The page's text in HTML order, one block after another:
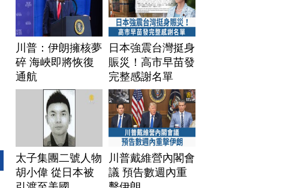
川普：伊朗擁核夢
碎 海峽即將恢復
通航
日本強震台灣挺身
賑災！高市早苗發
完整感謝名單
太子集團二號人物
胡小偉 從日本被
川普戴維營內閣會
議 預告數週內重